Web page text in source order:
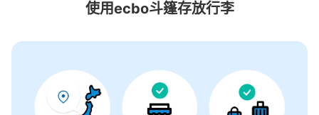
使用ecbo斗篷存放行李